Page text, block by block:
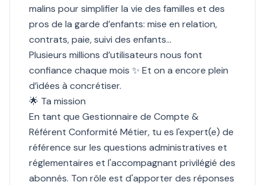
malins pour simplifier la vie des familles et des
pros de la garde d’enfants: mise en relation,
contrats, paie, suivi des enfants...
Plusieurs millions d’utilisateurs nous font
confiance chaque mois ✨ Et on a encore plein
d’idées à concrétiser.
🌟 Ta mission
En tant que Gestionnaire de Compte &
Référent Conformité Métier, tu es l'expert(e) de
référence sur les questions administratives et
réglementaires et l'accompagnant privilégié des
abonnés. Ton rôle est d'apporter des réponses